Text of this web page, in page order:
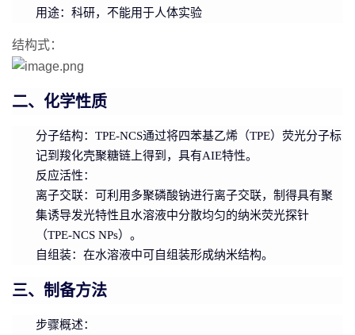
用途：科研，不能用于人体实验
结构式：
二、化学性质
分子结构：TPE-NCS通过将四苯基乙烯（TPE）荧光分子标
记到羧化壳聚糖链上得到，具有AIE特性。
反应活性：
离子交联：可利用多聚磷酸钠进行离子交联，制得具有聚
集诱导发光特性且水溶液中分散均匀的纳米荧光探针
（TPE-NCS NPs）。
自组装：在水溶液中可自组装形成纳米结构。
三、制备方法
步骤概述：